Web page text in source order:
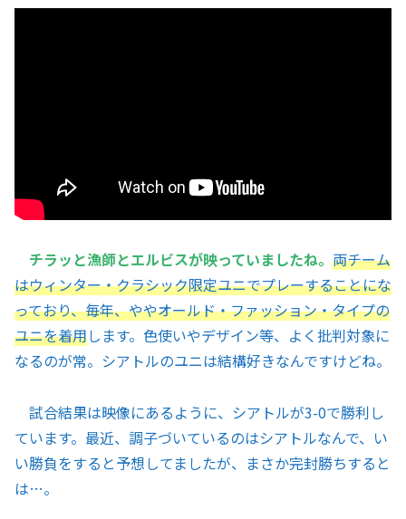
チラッと漁師とエルビスが映っていましたね。 両チーム
はウィンター・クラシック限定ユニでプレーすることにな
っており、毎年、ややオールド・ファッション・タイプの
ユニを着用します。色使いやデザイン等、よく批判対象に
なるのが常。シアトルのユニは結構好きなんですけどね。
試合結果は映像にあるように、シアトルが3-0で勝利し
ています。最近、調子づいているのはシアトルなんで、い
い勝負をすると予想してましたが、まさか完封勝ちすると
は…。